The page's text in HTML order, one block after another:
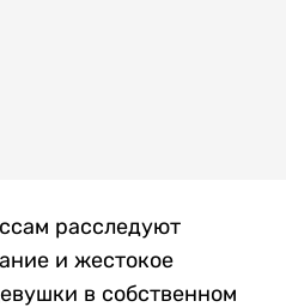
расследуют
и жестокое
в собственном